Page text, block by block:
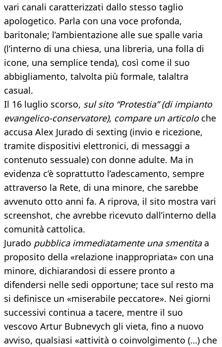
vari canali caratterizzati dallo stesso taglio
apologetico. Parla con una voce profonda,
baritonale; l’ambientazione alle sue spalle varia
(l’interno di una chiesa, una libreria, una folla di
icone, una semplice tenda), così come il suo
abbigliamento, talvolta più formale, talaltra
casual.
Il 16 luglio scorso, sul sito “Protestia” (di impianto
evangelico-conservatore), compare un articoloche
accusa Alex Jurado di sexting (invio e ricezione,
tramite dispositivi elettronici, di messaggi a
contenuto sessuale) con donne adulte. Ma in
evidenza c’è soprattutto l’adescamento, sempre
attraverso la Rete, di una minore, che sarebbe
avvenuto otto anni fa. A riprova, il sito mostra vari
screenshot, che avrebbe ricevuto dall’interno della
comunità cattolica.
Jurado pubblica immediatamente una smentitaa
proposito della «relazione inappropriata» con una
minore, dichiarandosi di essere pronto a
difendersi nelle sedi opportune; tace sul resto ma
si definisce un «miserabile peccatore». Nei giorni
successivi continua a tacere, mentre il suo
vescovo Artur Bubnevych gli vieta, fino a nuovo
avviso, qualsiasi «attività o coinvolgimento (…) che